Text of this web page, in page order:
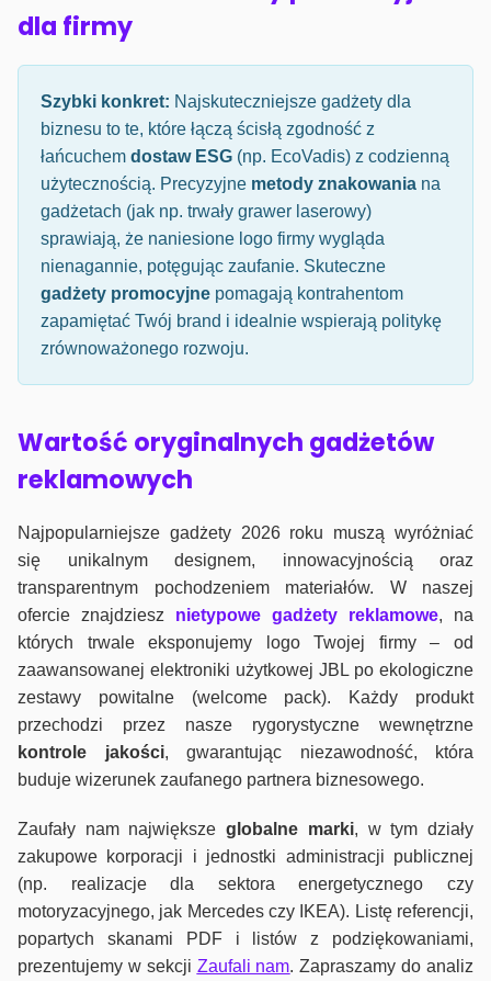
dla firmy
Szybki konkret: Najskuteczniejsze gadżety dla
biznesu to te, które łączą ścisłą zgodność z
łańcuchem dostaw ESG (np. EcoVadis) z codzienną
użytecznością. Precyzyjne metody znakowania na
gadżetach (jak np. trwały grawer laserowy)
sprawiają, że naniesione logo firmy wygląda
nienagannie, potęgując zaufanie. Skuteczne
gadżety promocyjne pomagają kontrahentom
zapamiętać Twój brand i idealnie wspierają politykę
zrównoważonego rozwoju.
Wartość oryginalnych gadżetów
reklamowych
Najpopularniejsze gadżety 2026 roku muszą wyróżniać
się unikalnym designem, innowacyjnością oraz
transparentnym pochodzeniem materiałów. W naszej
ofercie znajdziesz nietypowe gadżety reklamowe, na
których trwale eksponujemy logo Twojej firmy – od
zaawansowanej elektroniki użytkowej JBL po ekologiczne
zestawy powitalne (welcome pack). Każdy produkt
przechodzi przez nasze rygorystyczne wewnętrzne
kontrole jakości, gwarantując niezawodność, która
buduje wizerunek zaufanego partnera biznesowego.
Zaufały nam największeglobalne marki, w tym działy
zakupowe korporacji i jednostki administracji publicznej
(np. realizacje dla sektora energetycznego czy
motoryzacyjnego, jak Mercedes czy IKEA). Listę referencji,
popartych skanami PDF i listów z podziękowaniami,
prezentujemy w sekcji Zaufali nam. Zapraszamy do analiz